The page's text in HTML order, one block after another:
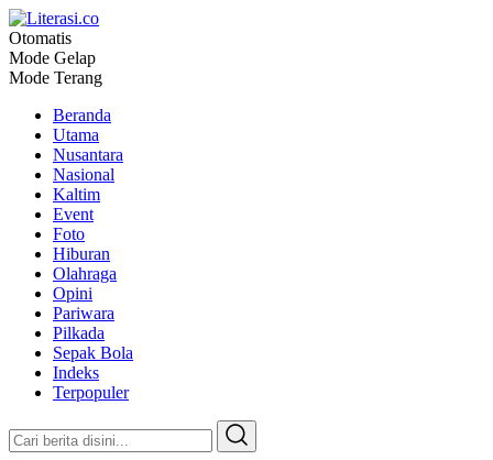
Literasi.co
Pilar Informasi
Otomatis
Mode Gelap
Mode Terang
Beranda
Utama
Nusantara
Nasional
Kaltim
Event
Foto
Hiburan
Olahraga
Opini
Pariwara
Pilkada
Sepak Bola
Indeks
Terpopuler